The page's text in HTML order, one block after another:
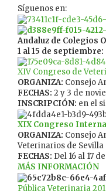
Síguenos en:
Andaluz de Colegios
1 al 15 de septiembre:
XIV Congreso de
ORGANIZA: Consejo
FECHAS: 2 y 3 de
INSCRIPCIÓN: en el
XIX Congreso
ORGANIZA: Consejo
Veterinarios de Sevilla
FECHAS: Del 16 al 17
MÁS INFORMACIÓN
Pública Veterinaria